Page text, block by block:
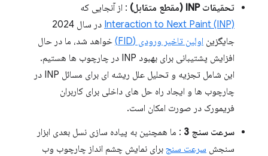
تحقیقات INP (مقطع متقابل)
: از آنجایی که
Interaction to Next Paint (INP)
در سال 2024
جایگزین اولین تاخیر ورودی (FID)
خواهد شد، ما در حال
افزایش پشتیبانی برای بهبود INP در چارچوب ها هستیم.
این شامل تجزیه و تحلیل علل ریشه ای برای مسائل INP در
چارچوب ها و ایجاد راه حل های داخلی برای کاربران
فریمورک در صورت امکان است.
سرعت سنج 3
: ما همچنین به پیاده سازی نسل بعدی ابزار
سنجش سرعت سنج برای نمایش چشم انداز چارچوب وب